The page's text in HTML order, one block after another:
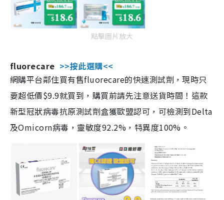
點擊圖片放大
fluorecare >>按此選購<<
網購平台鄰住買有售fluorecare的快速測試劑，現時只
要超低價$9.9就買到，購買前請先注意送貨時間！這款
新型冠狀病毒抗原測試劑盒獲歐盟認可，可檢測到Delta
及Omicorn病毒，靈敏度92.2%，特異度100%。